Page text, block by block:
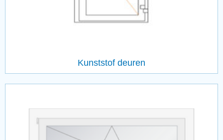
Kunststof deuren